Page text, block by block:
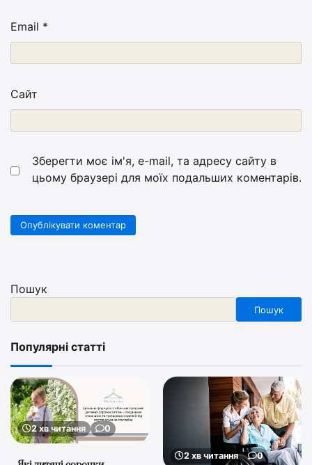
Email *
Сайт
Зберегти моє ім'я, e-mail, та адресу сайту в
цьому браузері для моїх подальших коментарів.
Пошук
Пошук
Популярні статті
2 хв читання 0
2 хв читання 0